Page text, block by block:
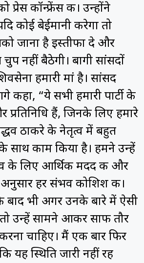
प्रेस कॉन्फ्रेंस की। उन्होंने
कोई बेईमानी करेगा तो
जाना है इस्तीफा दे और
नहीं बैठेगी। बागी सांसदों
हमारी मां है। सांसद
“ये सभी हमारी पार्टी के
हैं, जिनके लिए हमारे
ठाकरे के नेतृत्व में बहुत
साथ काम किया है। हमने उन्हें
के लिए आर्थिक मदद की और
हर संभव कोशिश की।
बाद भी अगर उनके बारे में ऐसी
उन्हें सामने आकर साफ तौर
चाहिए। मैं एक बार फिर
यह स्थिति जारी नहीं रह